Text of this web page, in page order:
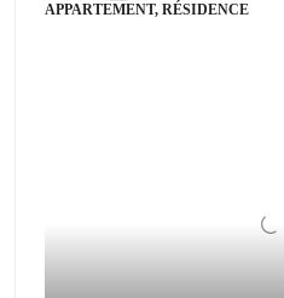
APPARTEMENT, RÉSIDENCE